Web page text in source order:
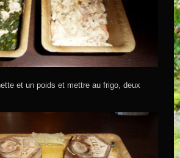
et un poids et mettre au frigo, deux